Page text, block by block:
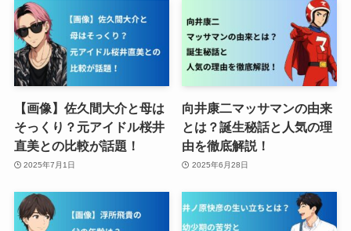
【画像】佐久間大介と母は
そっくり？元アイドル桜井
直美との比較が話題！
2025年7月1日
向井康二マッサマンの由来
とは？誕生秘話と人気の理
由を徹底解説！
2025年6月28日